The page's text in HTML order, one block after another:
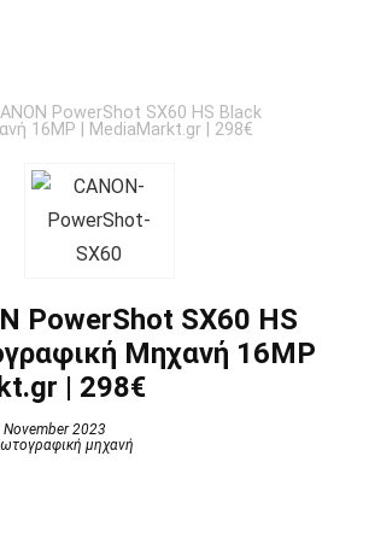
PowerShot SX60 HS Black
16MP | MediaMarkt.gr | 298€
PowerShot SX60 HS
Μηχανή 16MP
| 298€
November 2023
μηχανή